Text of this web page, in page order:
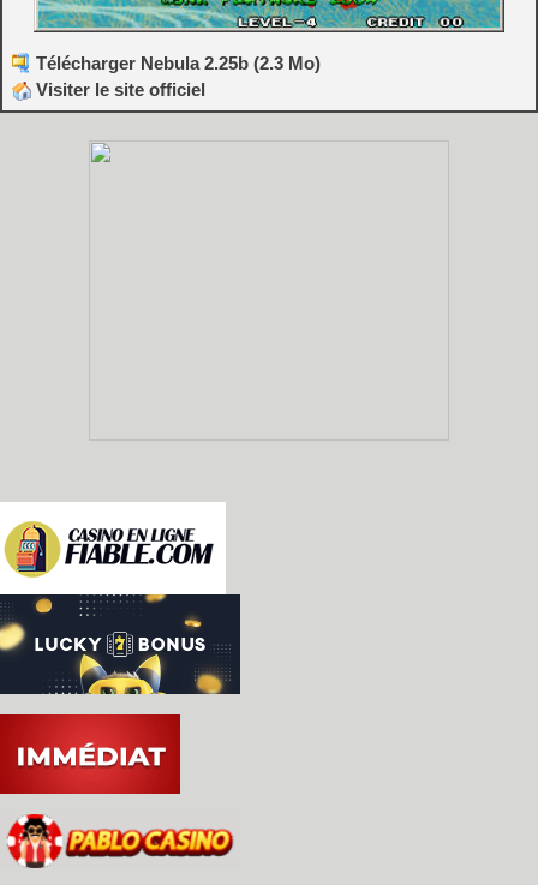
Télécharger Nebula 2.25b (2.3 Mo)
Visiter le site officiel